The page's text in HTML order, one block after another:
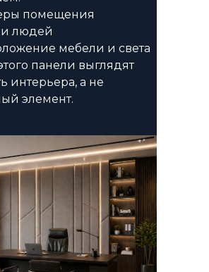
помещения
людей
мебели и света
панели выглядят
интерьера, а не
элемент.